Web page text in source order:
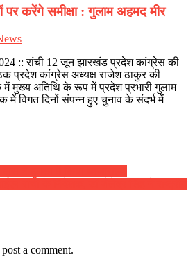
पर करेंगे समीक्षा : गुलाम अहमद मीर
:: रांची 12 जून झारखंड प्रदेश कांग्रेस की
प्रदेश कांग्रेस अध्यक्ष राजेश ठाकुर की
मुख्य अतिथि के रूप में प्रदेश प्रभारी गुलाम
विगत दिनों संपन्न हुए चुनाव के संदर्भ में
a comment.